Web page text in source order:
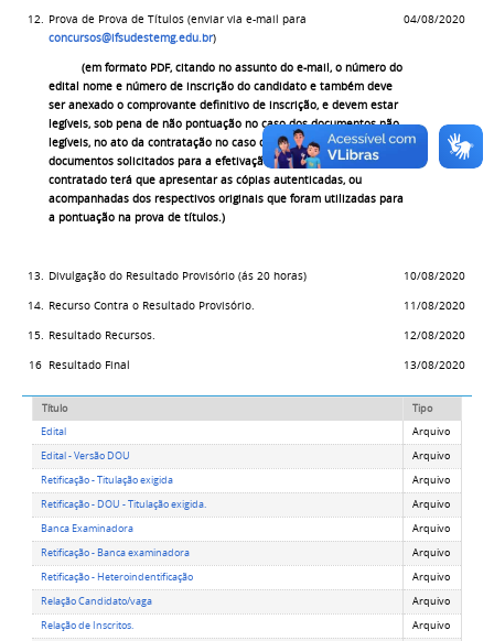
12. Prova de Prova de Títulos (enviar via e-mail para
concursos@ifsudestemg.edu.br)
(em formato PDF, citando no assunto do e-mail, o número do
edital nome e número de inscrição do candidato e também deve
ser anexado o comprovante definitivo de inscrição, e devem estar
legíveis, sob pena de não pontuação no caso dos documentos não
legíveis, no ato da contratação no caso de aprovação, além dos
documentos solicitados para a efetivação da contratação, o
contratado terá que apresentar as cópias autenticadas, ou
acompanhadas dos respectivos originais que foram utilizadas para
a pontuação na prova de títulos.)
04/08/2020
13. Divulgação do Resultado Provisório (ás 20 horas) 10/08/2020
14. Recurso Contra o Resultado Provisório. 11/08/2020
15. Resultado Recursos. 12/08/2020
16 Resultado Final 13/08/2020
Título
Tipo
Edital
Arquivo
Edital - Versão DOU
Arquivo
Retificação - Titulação exigida
Arquivo
Retificação - DOU - Titulação exigida.
Arquivo
Banca Examinadora
Arquivo
Retificação - Banca examinadora
Arquivo
Retificação - Heteroindentificação
Arquivo
Relação Candidato/vaga
Arquivo
Relação de Inscritos.
Arquivo